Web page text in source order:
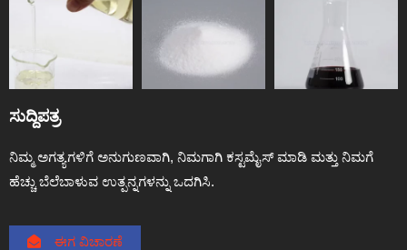
ಸುದ್ದಿಪತ್ರ
ನಿಮ್ಮ ಅಗತ್ಯಗಳಿಗೆ ಅನುಗುಣವಾಗಿ, ನಿಮಗಾಗಿ ಕಸ್ಟಮೈಸ್ ಮಾಡಿ ಮತ್ತು ನಿಮಗೆ
ಹೆಚ್ಚು ಬೆಲೆಬಾಳುವ ಉತ್ಪನ್ನಗಳನ್ನು ಒದಗಿಸಿ.
ಈಗ ವಿಚಾರಣೆ